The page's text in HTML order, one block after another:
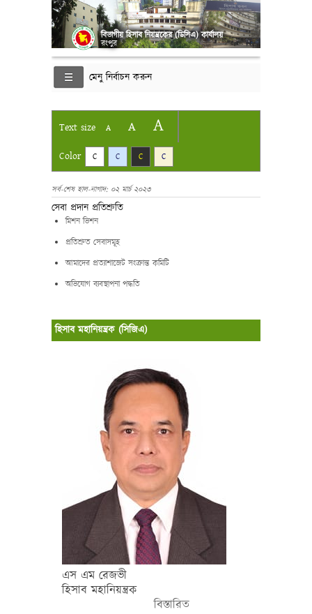
বিভাগীয় হিসাব নিয়ন্ত্রকের (ডিসিএ) কার্যালয়
রংপুর
মেনু নির্বাচন করুন
Text size A A A
Color C C C C
সর্ব-শেষ হাল-নাগাদ: ০২ মার্চ ২০২৩
সেবা প্রদান প্রতিশ্রুতি
মিশন ভিশন
প্রতিশ্রুত সেবাসমূহ
আমাদের প্রত্যাশাজেট সংক্রান্ত কমিটি
অভিযোগ ব্যবস্থাপনা পদ্ধতি
হিসাব মহানিয়ন্ত্রক (সিজিএ)
এস এম রেজভী
হিসাব মহানিয়ন্ত্রক
বিস্তারিত